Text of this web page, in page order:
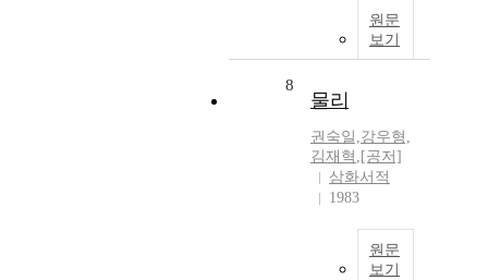
원문
보기
8
물리
권숙일,강우형,
김재혁 , [공저]
삼화서적
1983
원문
보기